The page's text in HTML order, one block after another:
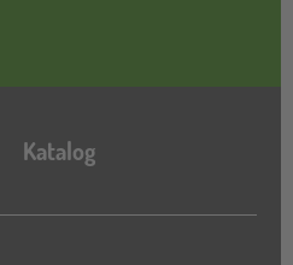
Katalog
Katalog